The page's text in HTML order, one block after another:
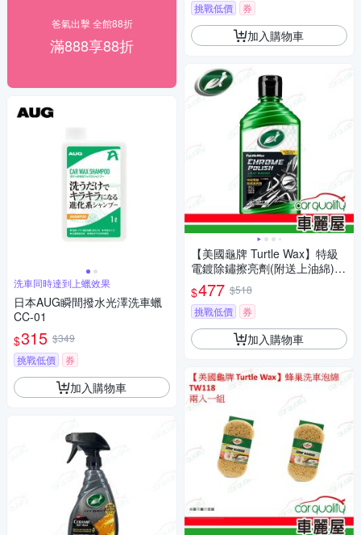
爸氣出擊 全館88折
滿888享88折
洗車同時達到上蠟效果
日本AUG瞬間撥水光澤洗車蠟
CC-01
$315 $349
挑戰低價
券
加入購物車
挑戰低價
券
加入購物車
【美國龜牌 Turtle Wax】特級
電鍍除鏽擦亮劑(附送上油綿)2
入(車麗屋)
$477 $518
挑戰低價
券
加入購物車